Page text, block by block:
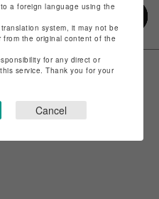
a foreign language using the
system, it may not be
from the original content of the
for any direct or
service. Thank you for your
Cancel